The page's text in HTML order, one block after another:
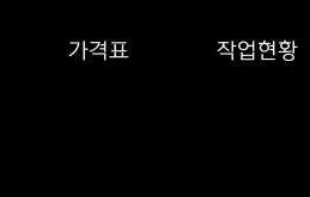
가격표 작업현황